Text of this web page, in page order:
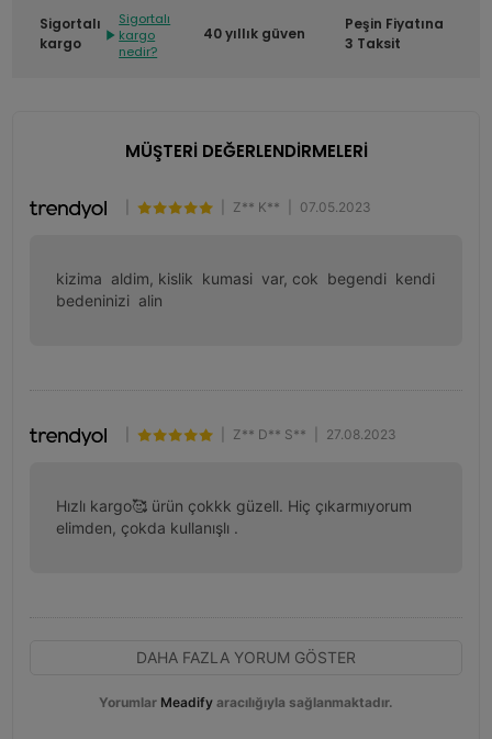
Sigortalı
kargo
Sigortalı
kargo
nedir?
40 yıllık güven
Peşin Fiyatına
3 Taksit
MÜŞTERİ DEĞERLENDİRMELERİ
Z** K** 07.05.2023
kizima  aldim, kislik  kumasi  var, cok  begendi  kendi
bedeninizi  alin
Z** D** S** 27.08.2023
Hızlı kargo🥰 ürün çokkk güzell. Hiç çıkarmıyorum
elimden, çokda kullanışlı .
DAHA FAZLA YORUM GÖSTER
Yorumlar Meadify aracılığıyla sağlanmaktadır.